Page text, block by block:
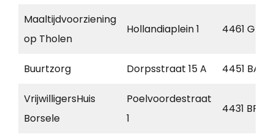
Maaltijdvoorziening
op Tholen
Hollandiaplein 1 4461 GT
Buurtzorg Dorpsstraat 15 A 4451 BA
VrijwilligersHuis
Borsele
Poelvoordestraat
1
4431 BP